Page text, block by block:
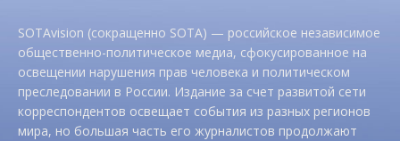
SOTAvision (сокращенно SOTA) — российское независимое
общественно-политическое медиа, сфокусированное на
освещении нарушения прав человека и политическом
преследовании в России. Издание за счет развитой сети
корреспондентов освещает события из разных регионов
мира, но большая часть его журналистов продолжают